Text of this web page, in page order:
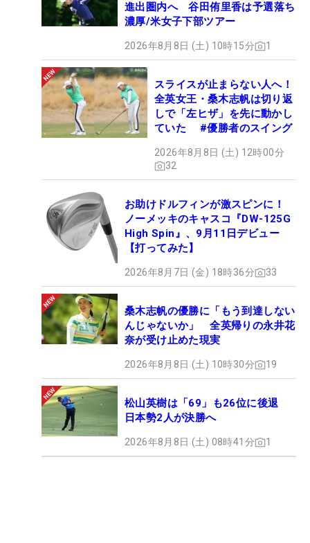
進出圏内へ 谷田侑里香は予選落ち
濃厚/米女子下部ツアー
2026年8月8日 (土) 10時15分 1
スライスが止まらない人へ！
全英女王・桑木志帆は切り返
しで「左ヒザ」を先に動かし
ていた #優勝者のスイング
2026年8月8日 (土) 12時00分
32
お助けドルフィンが激スピンに！
ノーメッキのキャスコ『DW-125G
High Spin』、9月11日デビュー
【打ってみた】
2026年8月7日 (金) 18時36分 33
桑木志帆の優勝に「もう到達しない
んじゃないか」 全英帰りの永井花
奈が受け止めた現実
2026年8月8日 (土) 10時30分 19
松山英樹は「69」も26位に後退
日本勢2人が決勝へ
2026年8月8日 (土) 08時41分 1